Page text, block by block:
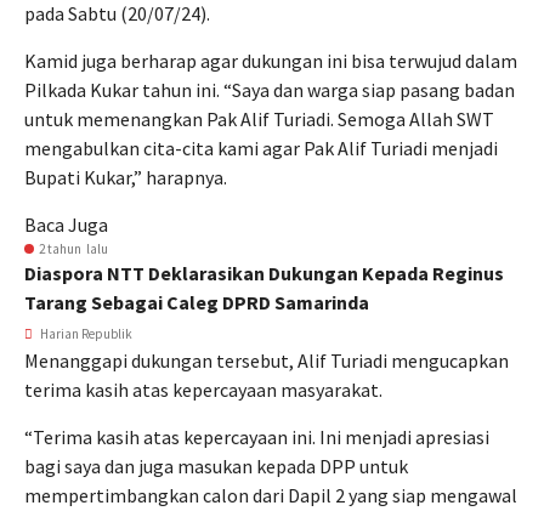
pada Sabtu (20/07/24).
Kamid juga berharap agar dukungan ini bisa terwujud dalam
Pilkada Kukar tahun ini. “Saya dan warga siap pasang badan
untuk memenangkan Pak Alif Turiadi. Semoga Allah SWT
mengabulkan cita-cita kami agar Pak Alif Turiadi menjadi
Bupati Kukar,” harapnya.
Baca Juga
2 tahun lalu
Diaspora NTT Deklarasikan Dukungan Kepada Reginus
Tarang Sebagai Caleg DPRD Samarinda
Harian Republik
Menanggapi dukungan tersebut, Alif Turiadi mengucapkan
terima kasih atas kepercayaan masyarakat.
“Terima kasih atas kepercayaan ini. Ini menjadi apresiasi
bagi saya dan juga masukan kepada DPP untuk
mempertimbangkan calon dari Dapil 2 yang siap mengawal